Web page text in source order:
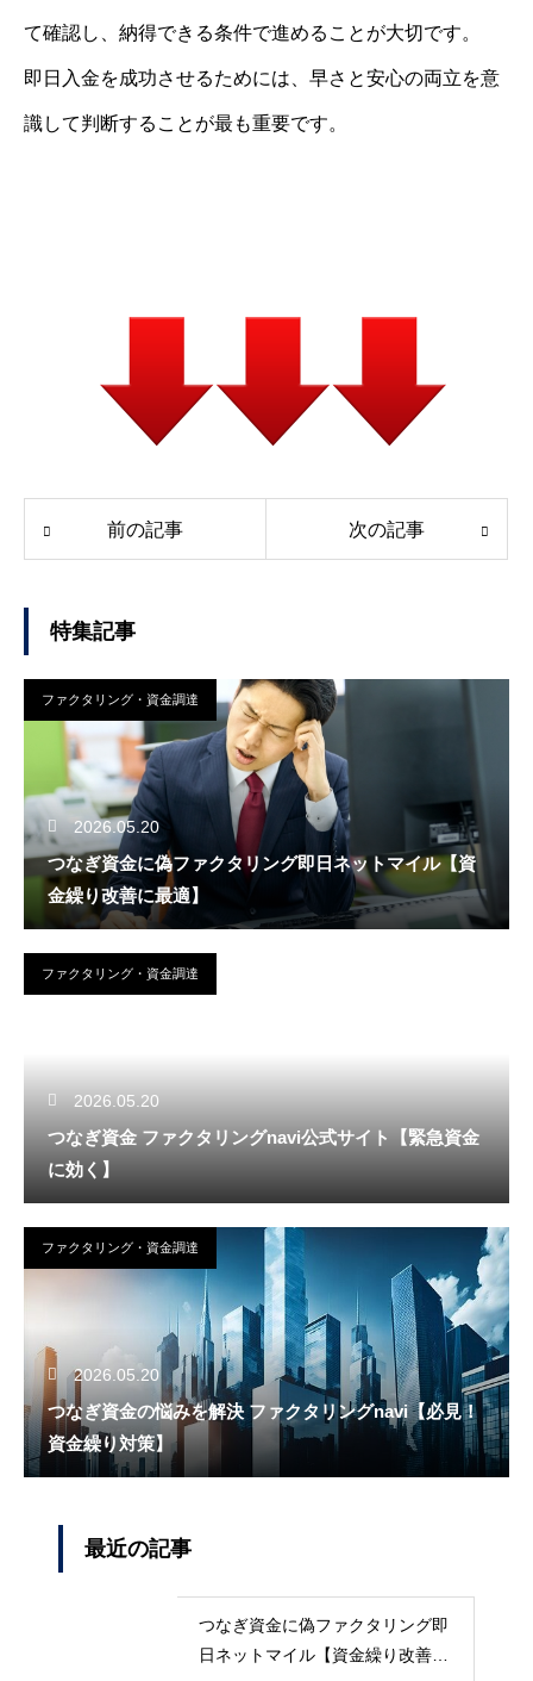
て確認し、納得できる条件で進めることが大切です。
即日入金を成功させるためには、早さと安心の両立を意
識して判断することが最も重要です。
前の記事 次の記事
特集記事
ファクタリング・資金調達
2026.05.20
つなぎ資金に偽ファクタリング即日ネットマイル【資
金繰り改善に最適】
ファクタリング・資金調達
2026.05.20
つなぎ資金 ファクタリングnavi公式サイト【緊急資金
に効く】
ファクタリング・資金調達
2026.05.20
つなぎ資金の悩みを解決 ファクタリングnavi【必見！
資金繰り対策】
最近の記事
つなぎ資金に偽ファクタリング即
日ネットマイル【資金繰り改善に